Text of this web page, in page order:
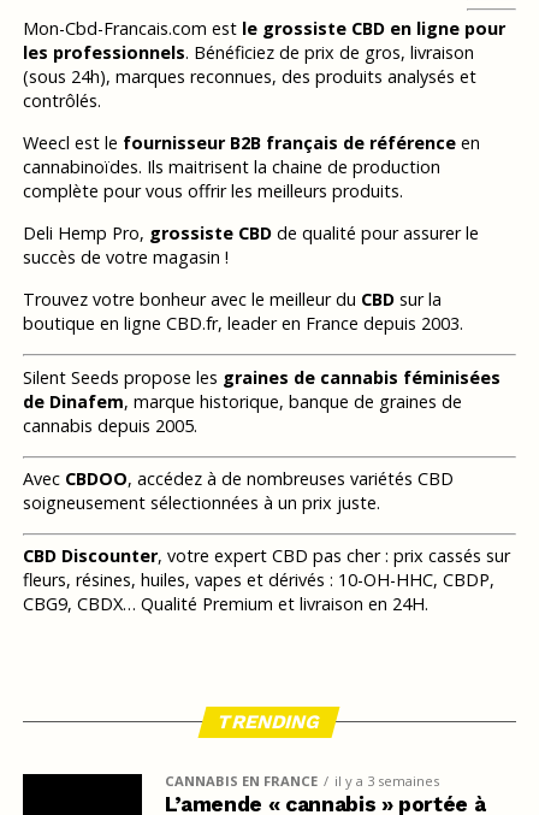
Mon-Cbd-Francais.com est le grossiste CBD en ligne pour
les professionnels. Bénéficiez de prix de gros, livraison
(sous 24h), marques reconnues, des produits analysés et
contrôlés.
Weecl est le fournisseur B2B français de référenceen
cannabinoïdes. Ils maitrisent la chaine de production
complète pour vous offrir les meilleurs produits.
Deli Hemp Pro, grossiste CBDde qualité pour assurer le
succès de votre magasin !
Trouvez votre bonheur avec le meilleur du CBDsur la
boutique en ligne CBD.fr, leader en France depuis 2003.
Silent Seeds propose les graines de cannabis féminisées
de Dinafem, marque historique, banque de graines de
cannabis depuis 2005.
Avec CBDOO, accédez à de nombreuses variétés CBD
soigneusement sélectionnées à un prix juste.
CBD Discounter, votre expert CBD pas cher : prix cassés sur
fleurs, résines, huiles, vapes et dérivés : 10-OH-HHC, CBDP,
CBG9, CBDX… Qualité Premium et livraison en 24H.
TRENDING
CANNABIS EN FRANCE il y a 3 semaines
L’amende « cannabis » portée à